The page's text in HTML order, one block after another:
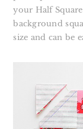
your Half
background
size and can be